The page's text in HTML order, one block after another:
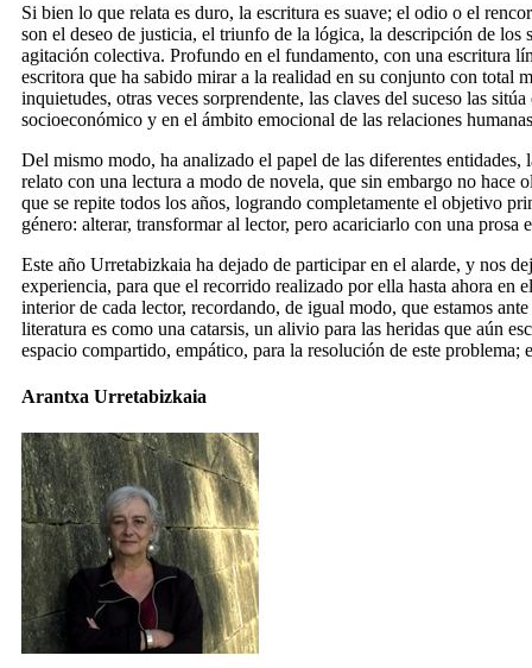
Si bien lo que relata es duro, la escritura es suave; el odio o el
son el deseo de justicia, el triunfo de la lógica, la descripción de
agitación colectiva. Profundo en el fundamento, con una escritura
escritora que ha sabido mirar a la realidad en su conjunto con total
inquietudes, otras veces sorprendente, las claves del suceso las
socioeconómico y en el ámbito emocional de las relaciones
Del mismo modo, ha analizado el papel de las diferentes
relato con una lectura a modo de novela, que sin embargo no hace
que se repite todos los años, logrando completamente el objetivo
género: alterar, transformar al lector, pero acariciarlo con una prosa
Este año Urretabizkaia ha dejado de participar en el alarde, y nos
experiencia, para que el recorrido realizado por ella hasta ahora en
interior de cada lector, recordando, de igual modo, que estamos
literatura es como una catarsis, un alivio para las heridas que aún
espacio compartido, empático, para la resolución de este problema;
Arantxa Urretabizkaia